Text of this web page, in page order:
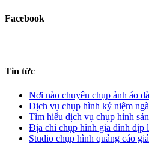
Facebook
Tin tức
Nơi nào chuyên chụp ảnh áo
Dịch vụ chụp hình kỷ niệm
Tìm hiểu dịch vụ chụp hình
Địa chỉ chụp hình gia đình dịp
Studio chụp hình quảng cáo